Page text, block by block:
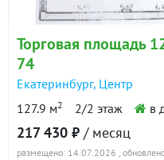
Торговая площадь
74
Екатеринбург, Центр
127.9 м2 2/2 этаж в
217 430 ₽ / месяц
размещено: 14.07.2026 ,